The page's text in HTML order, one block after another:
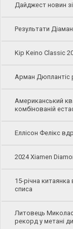
Дайджест новин зі
Результати
Kip Keino Classic
Арман Дюплантіс
Американський
комбінованій
Еллісон Фелікс
2024 Xiamen
15-річна
списа
Литовець
рекорд у метані